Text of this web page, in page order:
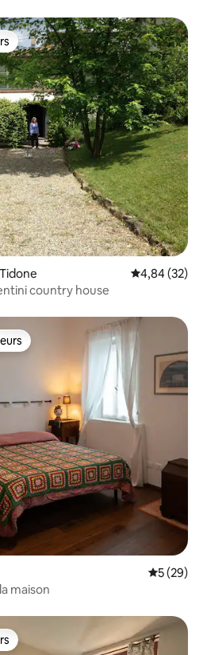
Note
4,84 (32)
Little Tuscany Colli piacentini country house
parmi les plus aimés
Note
5 (29)
maison